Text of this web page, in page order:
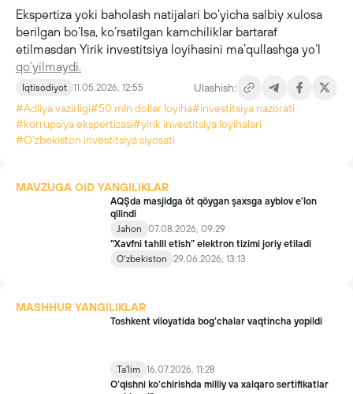
Ekspertiza yoki baholash natijalari bo‘yicha salbiy xulosa
berilgan bo‘lsa, ko‘rsatilgan kamchiliklar bartaraf
etilmasdan Yirik investitsiya loyihasini ma’qullashga yo‘l
qo‘yilmaydi.
Iqtisodiyot 11.05.2026, 12:55
Ulashish:
#Adliya vazirligi#50 mln dollar loyiha#investitsiya nazorati
#korrupsiya ekspertizasi#yirik investitsiya loyihalari
#Oʻzbekiston investitsiya siyosati
MAVZUGA OID YANGILIKLAR
AQŞda masjidga öt qöygan şaxsga ayblov e’lon
qilindi
Jahon
07.08.2026, 09:29
“Xavfni tahlil etish” elektron tizimi joriy etiladi
Oʻzbekiston
29.06.2026, 13:13
MASHHUR YANGILIKLAR
Toshkent viloyatida bog‘chalar vaqtincha yopildi
Ta'lim 16.07.2026, 11:28
O‘qishni ko‘chirishda milliy va xalqaro sertifikatlar